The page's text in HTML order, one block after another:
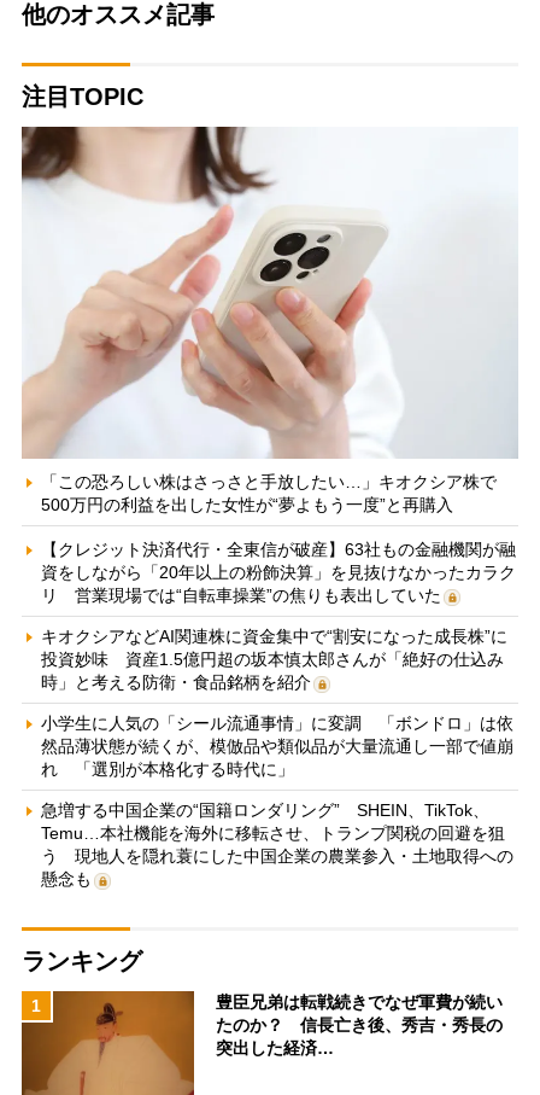
他のオススメ記事
注目TOPIC
「この恐ろしい株はさっさと手放したい…」キオクシア株で
500万円の利益を出した女性が“夢よもう一度”と再購入
【クレジット決済代行・全東信が破産】63社もの金融機関が融
資をしながら「20年以上の粉飾決算」を見抜けなかったカラク
リ 営業現場では“自転車操業”の焦りも表出していた
キオクシアなどAI関連株に資金集中で“割安になった成長株”に
投資妙味 資産1.5億円超の坂本慎太郎さんが「絶好の仕込み
時」と考える防衛・食品銘柄を紹介
小学生に人気の「シール流通事情」に変調 「ボンドロ」は依
然品薄状態が続くが、模倣品や類似品が大量流通し一部で値崩
れ 「選別が本格化する時代に」
急増する中国企業の“国籍ロンダリング” SHEIN、TikTok、
Temu…本社機能を海外に移転させ、トランプ関税の回避を狙
う 現地人を隠れ蓑にした中国企業の農業参入・土地取得への
懸念も
ランキング
1
豊臣兄弟は転戦続きでなぜ軍費が続い
たのか？ 信長亡き後、秀吉・秀長の
突出した経済…